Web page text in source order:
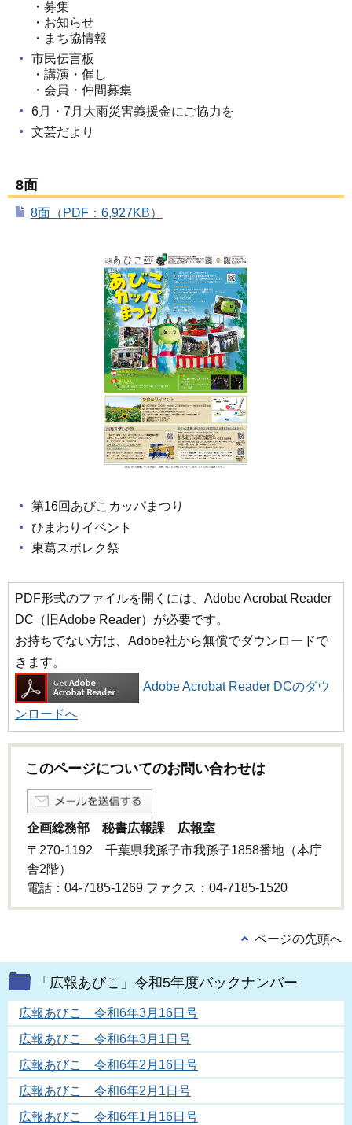
・募集
・お知らせ
・まち協情報
市民伝言板
・講演・催し
・会員・仲間募集
6月・7月大雨災害義援金にご協力を
文芸だより
8面
8面（PDF：6,927KB）
第16回あびこカッパまつり
ひまわりイベント
東葛スポレク祭
PDF形式のファイルを開くには、Adobe Acrobat Reader
DC（旧Adobe Reader）が必要です。
お持ちでない方は、Adobe社から無償でダウンロードで
きます。
Adobe Acrobat Reader DCのダウ
ンロードへ
このページについてのお問い合わせは
企画総務部 秘書広報課 広報室
〒270-1192 千葉県我孫子市我孫子1858番地（本庁
舎2階）
電話：04-7185-1269 ファクス：04-7185-1520
ページの先頭へ
「広報あびこ」令和5年度バックナンバー
広報あびこ 令和6年3月16日号
広報あびこ 令和6年3月1日号
広報あびこ 令和6年2月16日号
広報あびこ 令和6年2月1日号
広報あびこ 令和6年1月16日号